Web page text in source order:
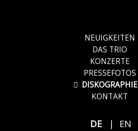
NEUIGKEITEN
DAS TRIO
KONZERTE
PRESSEFOTOS
DISKOGRAPHIE
KONTAKT
DE EN